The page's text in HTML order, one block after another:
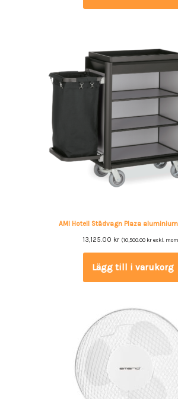
AMI Hotell Städvagn Plaza
13,125.00 kr (10,500.00 krexkl.
Lägg till i varukorg